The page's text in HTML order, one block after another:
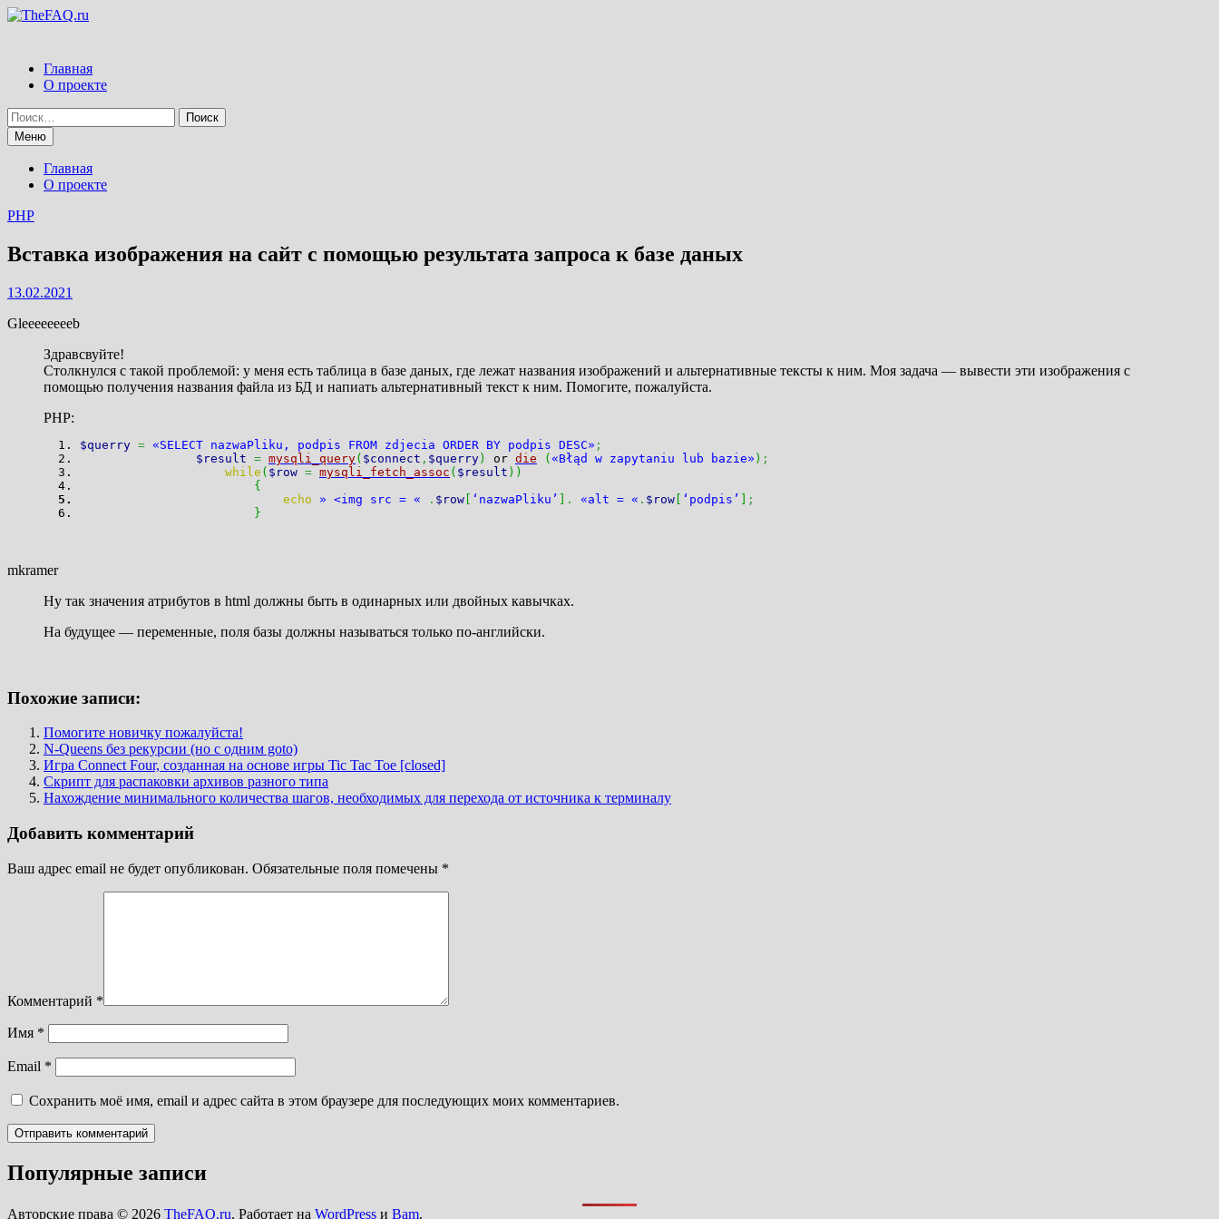
Перейти
Главная
О проекте
Найти:
Меню
Главная
О проекте
PHP
Вставка изображения на сайт с помощью результата запроса к базе даных
13.02.2021
Gleeeeeeeeb
Здравсвуйте!
Столкнулся с такой проблемой: у меня есть таблица в базе даных, где лежат названия изображений и альтернативные тексты к ним. Моя задача — вывести эти изображения с
помощью получения названия файла из БД и напиать альтернативный текст к ним. Помогите, пожалуйста.
PHP:
$querry = «SELECT nazwaPliku, podpis FROM zdjecia ORDER BY podpis DESC» ;
$result = mysqli_query( $connect , $querry ) or die ( «Błąd w zapytaniu lub bazie» ) ;
while ( $row = mysqli_fetch_assoc ( $result ) )
{
echo
» <img src = « . $row ‘nazwaPliku’ . «alt = « . $row ‘podpis’
;
}
mkramer
Ну так значения атрибутов в html должны быть в одинарных или двойных кавычках.
На будущее — переменные, поля базы должны называться только по-английски.
Похожие записи:
Помогите новичку пожалуйста!
N-Queens без рекурсии (но с одним goto)
Игра Connect Four, созданная на основе игры Tic Tac Toe [closed]
Скрипт для распаковки архивов разного типа
Нахождение минимального количества шагов, необходимых для перехода от источника к терминалу
Добавить комментарий
Ваш адрес email не будет опубликован. Обязательные поля помечены *
Комментарий *
Имя *
Email *
Сохранить моё имя, email и адрес сайта в этом браузере для последующих моих комментариев.
Популярные записи
Авторские права © 2026 TheFAQ.ru. Работает на WordPress и Bam.